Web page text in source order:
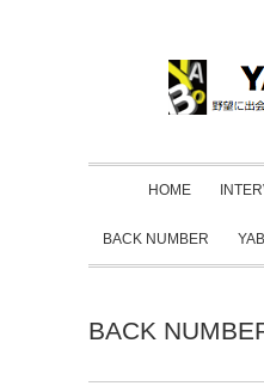
HOME
BACK NUMBER
BACK